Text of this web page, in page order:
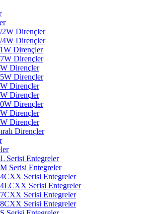
2W Dirençler
4W Dirençler
Dirençler
Dirençler
Dirençler
Dirençler
Dirençler
Dirençler
Dirençler
Dirençler
Dirençler
Dirençler
Serisi Entegreler
Serisi Entegreler
Serisi Entegreler
Serisi Entegreler
Serisi Entegreler
Serisi Entegreler